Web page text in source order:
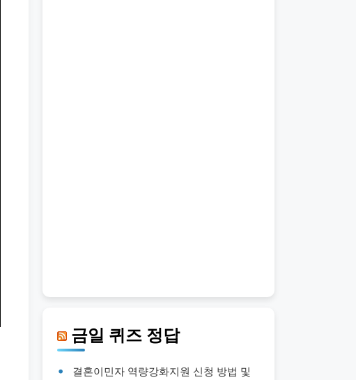
금일 퀴즈 정답
결혼이민자 역량강화지원 신청 방법 및